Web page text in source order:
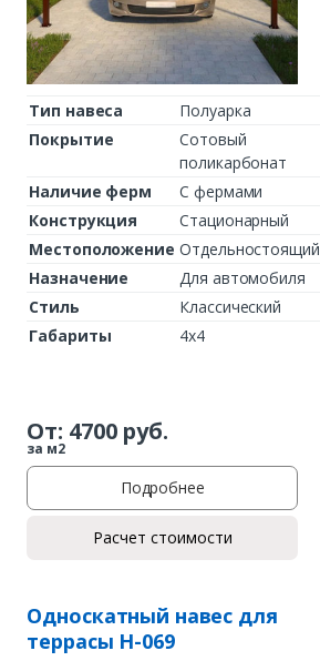
Тип навеса
Полуарка
Покрытие
Сотовый
поликарбонат
Наличие ферм
С фермами
Конструкция
Стационарный
Местоположение Отдельностоящий
Назначение
Для автомобиля
Стиль
Классический
Габариты
4х4
От: 4700руб.
за м2
Подробнее
Расчет стоимости
Односкатный навес для
террасы Н-069